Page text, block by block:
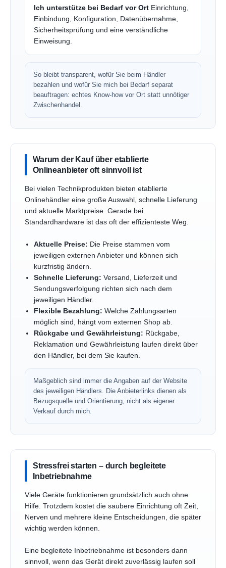
Ich unterstütze bei Bedarf vor Ort Einrichtung,
Einbindung, Konfiguration, Datenübernahme,
Sicherheitsprüfung und eine verständliche
Einweisung.
So bleibt transparent, wofür Sie beim Händler
bezahlen und wofür Sie mich bei Bedarf separat
beauftragen: echtes Know-how vor Ort statt unnötiger
Zwischenhandel.
Warum der Kauf über etablierte
Onlineanbieter oft sinnvoll ist
Bei vielen Technikprodukten bieten etablierte
Onlinehändler eine große Auswahl, schnelle Lieferung
und aktuelle Marktpreise. Gerade bei
Standardhardware ist das oft der effizienteste Weg.
Aktuelle Preise: Die Preise stammen vom
jeweiligen externen Anbieter und können sich
kurzfristig ändern.
Schnelle Lieferung: Versand, Lieferzeit und
Sendungsverfolgung richten sich nach dem
jeweiligen Händler.
Flexible Bezahlung: Welche Zahlungsarten
möglich sind, hängt vom externen Shop ab.
Rückgabe und Gewährleistung: Rückgabe,
Reklamation und Gewährleistung laufen direkt über
den Händler, bei dem Sie kaufen.
Maßgeblich sind immer die Angaben auf der Website
des jeweiligen Händlers. Die Anbieterlinks dienen als
Bezugsquelle und Orientierung, nicht als eigener
Verkauf durch mich.
Stressfrei starten – durch begleitete
Inbetriebnahme
Viele Geräte funktionieren grundsätzlich auch ohne
Hilfe. Trotzdem kostet die saubere Einrichtung oft Zeit,
Nerven und mehrere kleine Entscheidungen, die später
wichtig werden können.
Eine begleitete Inbetriebnahme ist besonders dann
sinnvoll, wenn das Gerät direkt zuverlässig laufen soll